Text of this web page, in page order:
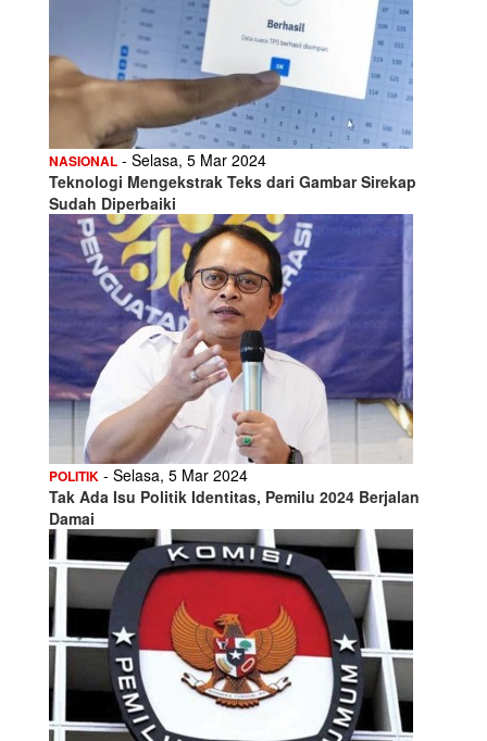
NASIONAL - Selasa, 5 Mar 2024
Teknologi Mengekstrak Teks dari Gambar Sirekap
Sudah Diperbaiki
POLITIK - Selasa, 5 Mar 2024
Tak Ada Isu Politik Identitas, Pemilu 2024 Berjalan
Damai